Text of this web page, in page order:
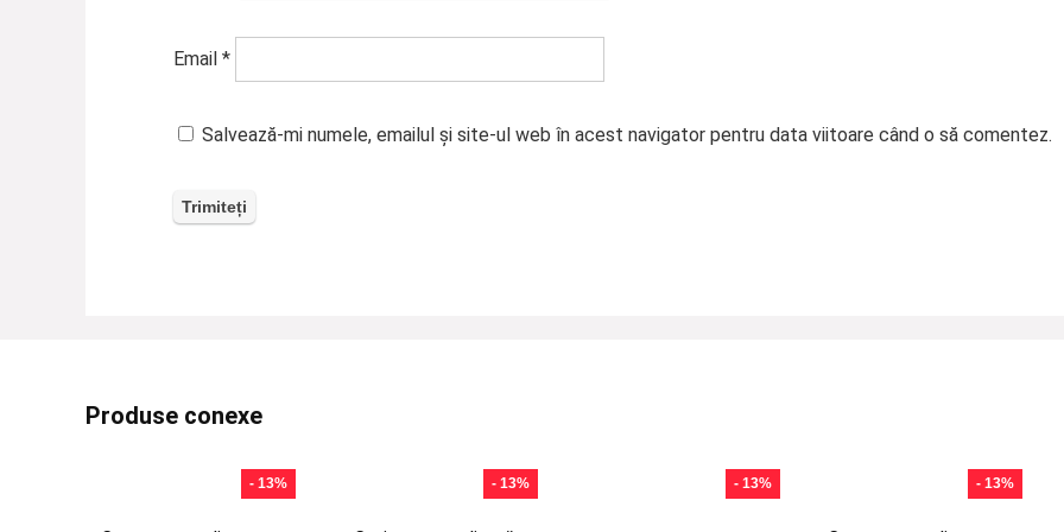
Email *
Salvează-mi numele, emailul și site-ul web în acest navigator pentru data viitoare când o să comentez.
Produse conexe
- 13% - 13% - 13% - 13%